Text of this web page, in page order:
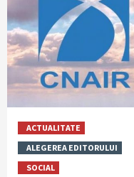
ACTUALITATE
ALEGEREA EDITORULUI
SOCIAL